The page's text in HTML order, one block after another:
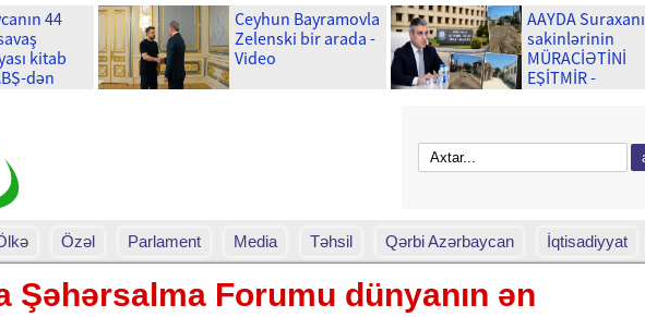
44
kitab
dən
Ceyhun Bayramovla
Zelenski bir arada -
Video
AAYDA Suraxanı
sakinlərinin
MÜRACİƏTİNİ
EŞİTMİR -
Özəl Parlament Media Təhsil Qərbi Azərbaycan İqtisadiyyat
Şəhərsalma Forumu dünyanın ən